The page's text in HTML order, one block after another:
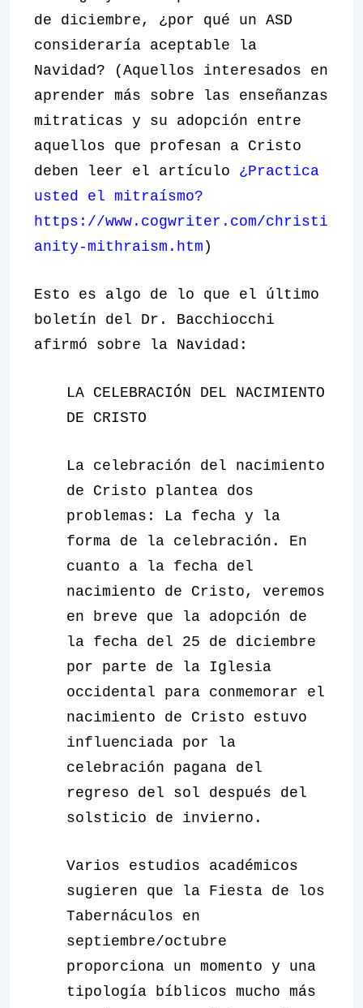
de diciembre, ¿por qué un ASD
consideraría aceptable la
Navidad? (Aquellos interesados ​​en
aprender más sobre las enseñanzas
mitraticas y su adopción entre
aquellos que profesan a Cristo
deben leer el artículo ¿Practica
usted el mitraísmo?
https://www.cogwriter.com/christi
anity-mithraism.htm )
Esto es algo de lo que el último
boletín del Dr. Bacchiocchi
afirmó sobre la Navidad:
LA CELEBRACIÓN DEL NACIMIENTO
DE CRISTO
La celebración del nacimiento
de Cristo plantea dos
problemas: La fecha y la
forma de la celebración. En
cuanto a la fecha del
nacimiento de Cristo, veremos
en breve que la adopción de
la fecha del 25 de diciembre
por parte de la Iglesia
occidental para conmemorar el
nacimiento de Cristo estuvo
influenciada por la
celebración pagana del
regreso del sol después del
solsticio de invierno.
Varios estudios académicos
sugieren que la Fiesta de los
Tabernáculos en
septiembre/octubre
proporciona un momento y una
tipología bíblicos mucho más